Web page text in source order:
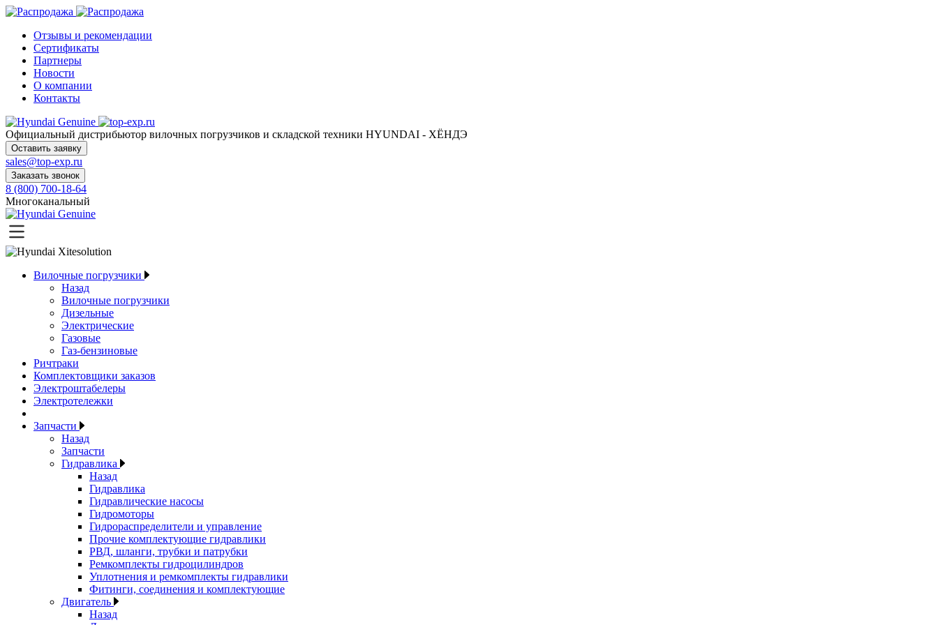
Отзывы и рекомендации
Сертификаты
Партнеры
Новости
О компании
Контакты
Официальный дистрибьютор вилочных погрузчиков и складской техники HYUNDAI - ХЁНДЭ
Оставить заявку
sales@top-exp.ru
Заказать звонок
8 (800) 700-18-64
Многоканальный
Вилочные погрузчики
Назад
Вилочные погрузчики
Дизельные
Электрические
Газовые
Газ-бензиновые
Ричтраки
Комплектовщики заказов
Электроштабелеры
Электротележки
Запчасти
Назад
Запчасти
Гидравлика
Назад
Гидравлика
Гидравлические насосы
Гидромоторы
Гидрораспределители и управление
Прочие комплектующие гидравлики
РВД, шланги, трубки и патрубки
Ремкомплекты гидроцилиндров
Уплотнения и ремкомплекты гидравлики
Фитинги, соединения и комплектующие
Двигатель
Назад